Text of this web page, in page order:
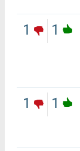
1
1
1
1